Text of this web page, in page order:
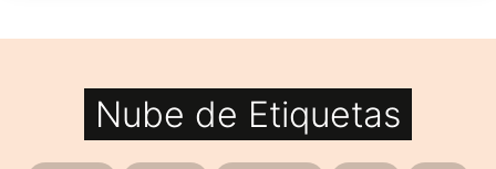
Nube de Etiquetas